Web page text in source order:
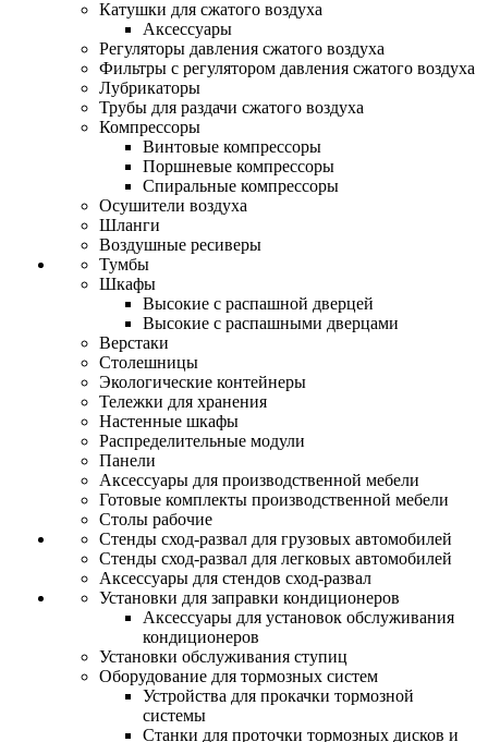
Катушки для сжатого воздуха
Аксессуары
Регуляторы давления сжатого воздуха
Фильтры с регулятором давления сжатого воздуха
Лубрикаторы
Трубы для раздачи сжатого воздуха
Компрессоры
Винтовые компрессоры
Поршневые компрессоры
Спиральные компрессоры
Осушители воздуха
Шланги
Воздушные ресиверы
Тумбы
Шкафы
Высокие с распашной дверцей
Высокие с распашными дверцами
Верстаки
Столешницы
Экологические контейнеры
Тележки для хранения
Настенные шкафы
Распределительные модули
Панели
Аксессуары для производственной мебели
Готовые комплекты производственной мебели
Столы рабочие
Стенды сход-развал для грузовых автомобилей
Стенды сход-развал для легковых автомобилей
Аксессуары для стендов сход-развал
Установки для заправки кондиционеров
Аксессуары для установок обслуживания
кондиционеров
Установки обслуживания ступиц
Оборудование для тормозных систем
Устройства для прокачки тормозной
системы
Станки для проточки тормозных дисков и